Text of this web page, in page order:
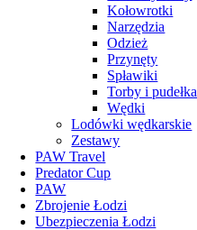
Kołowrotki
Narzędzia
Odzież
Przynęty
Spławiki
Torby i pudełka
Wędki
Lodówki wędkarskie
Zestawy
PAW Travel
Predator Cup
PAW
Zbrojenie Łodzi
Ubezpieczenia Łodzi